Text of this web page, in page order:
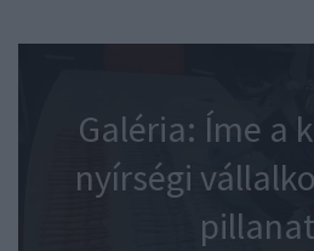
Galéria: Íme a
nyírségi